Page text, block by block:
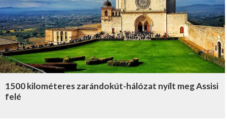
1500 kilométeres zarándokút-hálózat nyílt meg Assisi
felé